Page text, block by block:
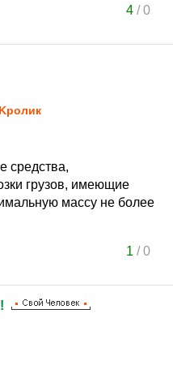
4/0
средства,
грузов, имеющие
массу не более
1 /0
!